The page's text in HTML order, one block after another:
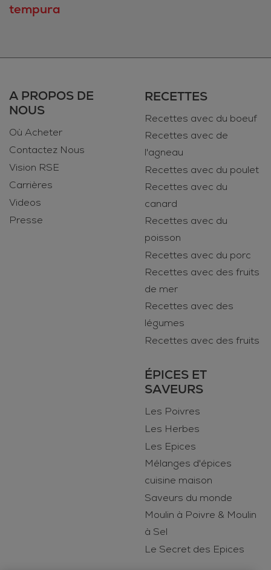
tempura
A PROPOS DE
NOUS
Où Acheter
Contactez Nous
Vision RSE
Carrières
Videos
Presse
RECETTES
Recettes avec du boeuf
Recettes avec de
l'agneau
Recettes avec du poulet
Recettes avec du
canard
Recettes avec du
poisson
Recettes avec du porc
Recettes avec des fruits
de mer
Recettes avec des
légumes
Recettes avec des fruits
ÉPICES ET
SAVEURS
Les Poivres
Les Herbes
Les Epices
Mélanges d'épices
cuisine maison
Saveurs du monde
Moulin à Poivre & Moulin
à Sel
Le Secret des Epices